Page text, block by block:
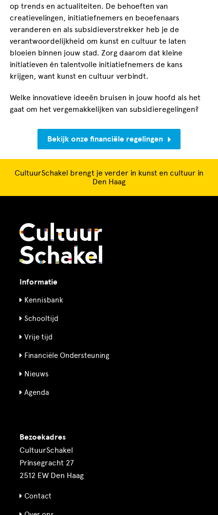
op trends en actualiteiten. De behoeften van
creatievelingen, initiatiefnemers en beoefenaars
veranderen en als subsidieverstrekker heb je de
verantwoordelijkheid om kunst en cultuur te laten
bloeien binnen jouw stad. Zorg daarom dat kleine
initiatieven én talentvolle initiatiefnemers de kans
krijgen, want kunst en cultuur verbindt.
Welke innovatieve ideeën bruisen in jouw hoofd als het
gaat om het vergemakkelijken van subsidieregelingen?
Bekijk onze financiële regelingen
CultuurSchakel brengt je verder in kunst en cultuur in
Den Haag
Informatie
Kennisbank
Schooltijd
Vrije tijd
Financiële Ondersteuning
Nieuws
Agenda
Bezoekadres
CultuurSchakel
Prinsegracht 27
2512 EW Den Haag
Contact